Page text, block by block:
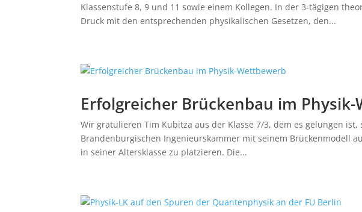
Klassenstufe 8, 9 und 11 sowie einem Kollegen. In der 3-tägigen
Druck mit den entsprechenden physikalischen Gesetzen, den...
Erfolgreicher Brückenbau im
Wir gratulieren Tim Kubitza aus der Klasse 7/3, dem es gelungen
Brandenburgischen Ingenieurskammer mit seinem Brückenmodell
in seiner Altersklasse zu platzieren. Die...